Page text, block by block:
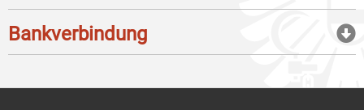
Bankverbindung